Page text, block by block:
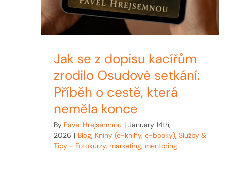
Jak se z dopisu kacířům
zrodilo Osudové setkání:
Příběh o cestě, která
neměla konce
By Pavel Hrejsemnou | January 14th,
2026 | Blog, Knihy (e-knihy, e-booky),Služby &
Tipy - Fotokurzy, marketing, mentoring